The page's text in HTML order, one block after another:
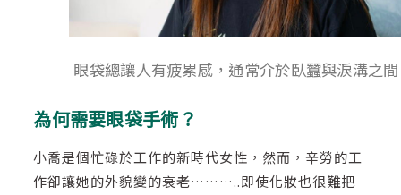
眼袋總讓人有疲累感，通常介於臥蠶與淚溝之間
為何需要眼袋手術？
小喬是個忙碌於工作的新時代女性，然而，辛勞的工
作卻讓她的外貌變的衰老………..即使化妝也很難把